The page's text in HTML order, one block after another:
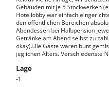
Gebäuden mit je 5 Stockwerken
Hotellobby war einfach
den öffentlichen Bereichen
Abendessen bei Halbpension
Getränke am Abend selbst zu
okay).Die Gäste waren bunt
jeglichen Alters. Verschiedenste
Lage
-1